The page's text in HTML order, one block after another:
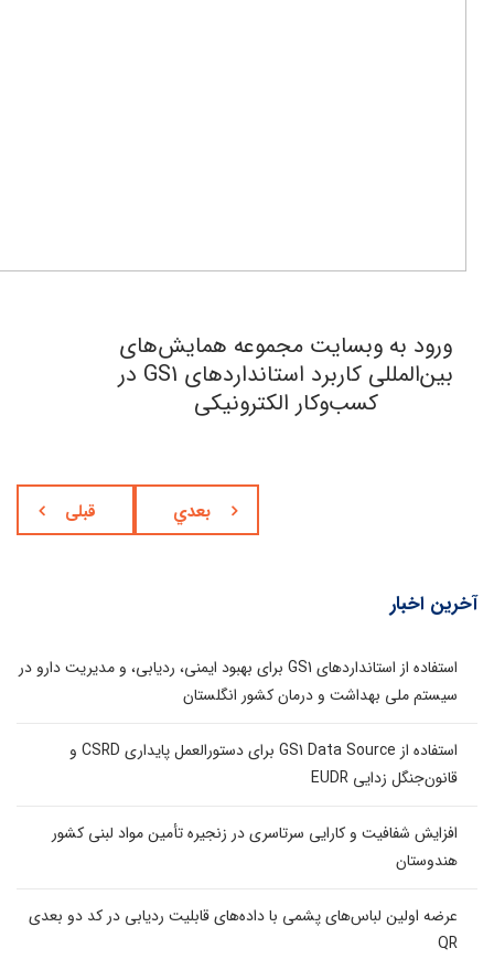
ورود به وبسایت مجموعه همایش‌های
بین‌المللی کاربرد استانداردهای GS1 در
کسب‌وکار الکترونیکی
قبلی بعدي
آخرین اخبار
استفاده از استانداردهای GS1 برای بهبود ایمنی، ردیابی، و مدیریت دارو در
سیستم ملی بهداشت و درمان کشور انگلستان
استفاده از GS1 Data Source برای دستورالعمل پایداری CSRD و
قانون‌جنگل زدایی EUDR
افزایش شفافیت و کارایی سرتاسری در زنجیره تأمین مواد لبنی کشور
هندوستان
عرضه اولین لباس‌های پشمی با داده‌های قابلیت ردیابی در کد دو بعدی
QR